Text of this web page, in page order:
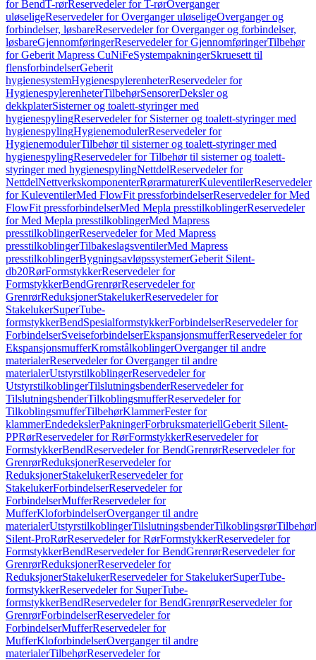
for BendT-rørReservedeler for T-rørOverganger
uløseligeReservedeler for Overganger uløseligeOverganger og
forbindelser, løsbareReservedeler for Overganger og forbindelser,
løsbareGjennomføringerReservedeler for GjennomføringerTilbehør
for Geberit Mapress CuNiFeSystempakningerSkruesett til
flensforbindelserGeberit
hygienesystemHygienespylerenheterReservedeler for
HygienespylerenheterTilbehørSensorerDeksler og
dekkplaterSisterner og toalett-styringer med
hygienespylingReservedeler for Sisterner og toalett-styringer med
hygienespylingHygienemodulerReservedeler for
HygienemodulerTilbehør til sisterner og toalett-styringer med
hygienespylingReservedeler for Tilbehør til sisterner og toalett-
styringer med hygienespylingNettdelReservedeler for
NettdelNettverkskomponenterRørarmaturerKuleventilerReservedeler
for KuleventilerMed FlowFit pressforbindelserReservedeler for Med
FlowFit pressforbindelserMed Mepla presstilkoblingerReservedeler
for Med Mepla presstilkoblingerMed Mapress
presstilkoblingerReservedeler for Med Mapress
presstilkoblingerTilbakeslagsventilerMed Mapress
presstilkoblingerBygningsavløpssystemerGeberit Silent-
db20RørFormstykkerReservedeler for
FormstykkerBendGrenrørReservedeler for
GrenrørReduksjonerStakelukerReservedeler for
StakelukerSuperTube-
formstykkerBendSpesialformstykkerForbindelserReservedeler for
ForbindelserSveiseforbindelserEkspansjonsmufferReservedeler for
EkspansjonsmufferKromstålkoblingerOverganger til andre
materialerReservedeler for Overganger til andre
materialerUtstyrstilkoblingerReservedeler for
UtstyrstilkoblingerTilslutningsbenderReservedeler for
TilslutningsbenderTilkoblingsmufferReservedeler for
TilkoblingsmufferTilbehørKlammerFester for
klammerEndedekslerPakningerForbruksmateriellGeberit Silent-
PPRørReservedeler for RørFormstykkerReservedeler for
FormstykkerBendReservedeler for BendGrenrørReservedeler for
GrenrørReduksjonerReservedeler for
ReduksjonerStakelukerReservedeler for
StakelukerForbindelserReservedeler for
ForbindelserMufferReservedeler for
MufferKloforbindelserOverganger til andre
materialerUtstyrstilkoblingerTilslutningsbenderTilkoblingsrørTilbehør
Silent-ProRørReservedeler for RørFormstykkerReservedeler for
FormstykkerBendReservedeler for BendGrenrørReservedeler for
GrenrørReduksjonerReservedeler for
ReduksjonerStakelukerReservedeler for StakelukerSuperTube-
formstykkerReservedeler for SuperTube-
formstykkerBendReservedeler for BendGrenrørReservedeler for
GrenrørForbindelserReservedeler for
ForbindelserMufferReservedeler for
MufferKloforbindelserOverganger til andre
materialerTilbehørReservedeler for